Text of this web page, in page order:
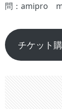
問：amipro
チケット